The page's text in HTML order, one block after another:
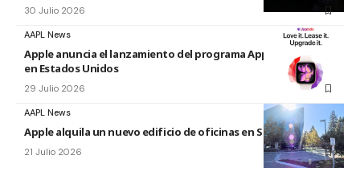
30 Julio 2026
AAPL News
Apple anuncia el lanzamiento del programa Apple Upgrade
en Estados Unidos
29 Julio 2026
AAPL News
Apple alquila un nuevo edificio de oficinas en Sunnyvale
21 Julio 2026